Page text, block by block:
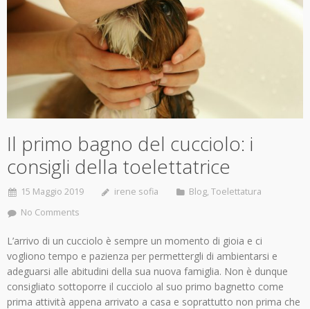
Il primo bagno del cucciolo: i
consigli della toelettatrice
15 Maggio 2019 irene sofia Blog, Toelettatura
No Comments
L’arrivo di un cucciolo è sempre un momento di gioia e ci
vogliono tempo e pazienza per permettergli di ambientarsi e
adeguarsi alle abitudini della sua nuova famiglia. Non è dunque
consigliato sottoporre il cucciolo al suo primo bagnetto come
prima attività appena arrivato a casa e soprattutto non prima che